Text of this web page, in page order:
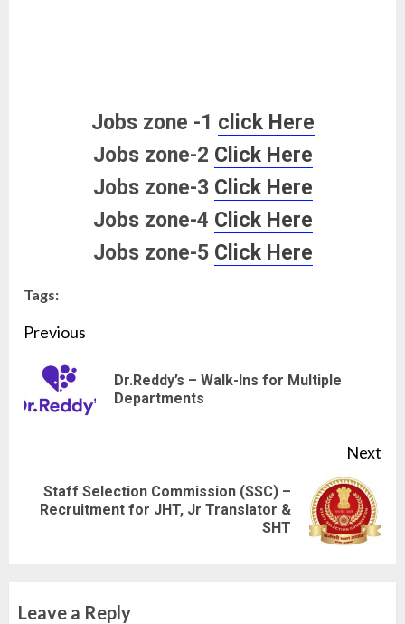
Jobs zone -1 click Here
Jobs zone-2 Click Here
Jobs zone-3 Click Here
Jobs zone-4 Click Here
Jobs zone-5 Click Here
Tags:
Continue
Reading
Previous
Dr.Reddy’s – Walk-Ins for Multiple
Departments
Next
Next
Staff Selection Commission (SSC) –
Recruitment for JHT, Jr Translator &
SHT
Leave a Reply